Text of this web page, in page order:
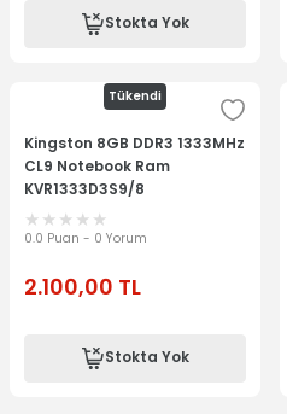
Stokta Yok
Tükendi
Kingston 8GB DDR3 1333MHz
CL9 Notebook Ram
KVR1333D3S9/8
0.0 Puan - 0 Yorum
2.100,00 TL
Stokta Yok